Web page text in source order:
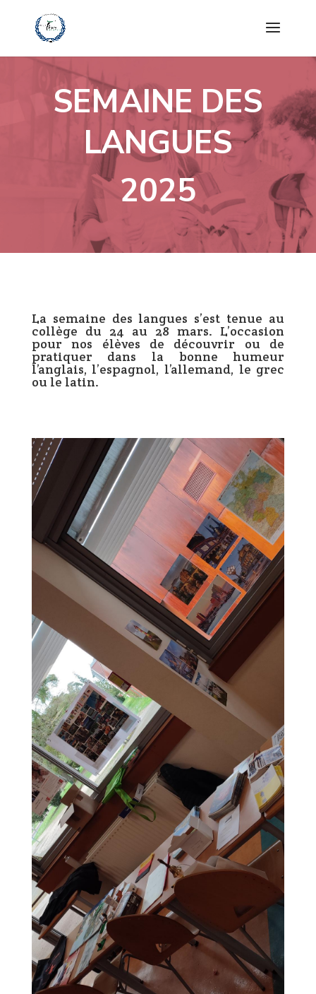
SEMAINE DES
LANGUES
2025
La semaine des langues s’est tenue au
collège du 24 au 28 mars. L’occasion
pour nos élèves de découvrir ou de
pratiquer dans la bonne humeur
l’anglais, l’espagnol, l’allemand, le grec
ou le latin.